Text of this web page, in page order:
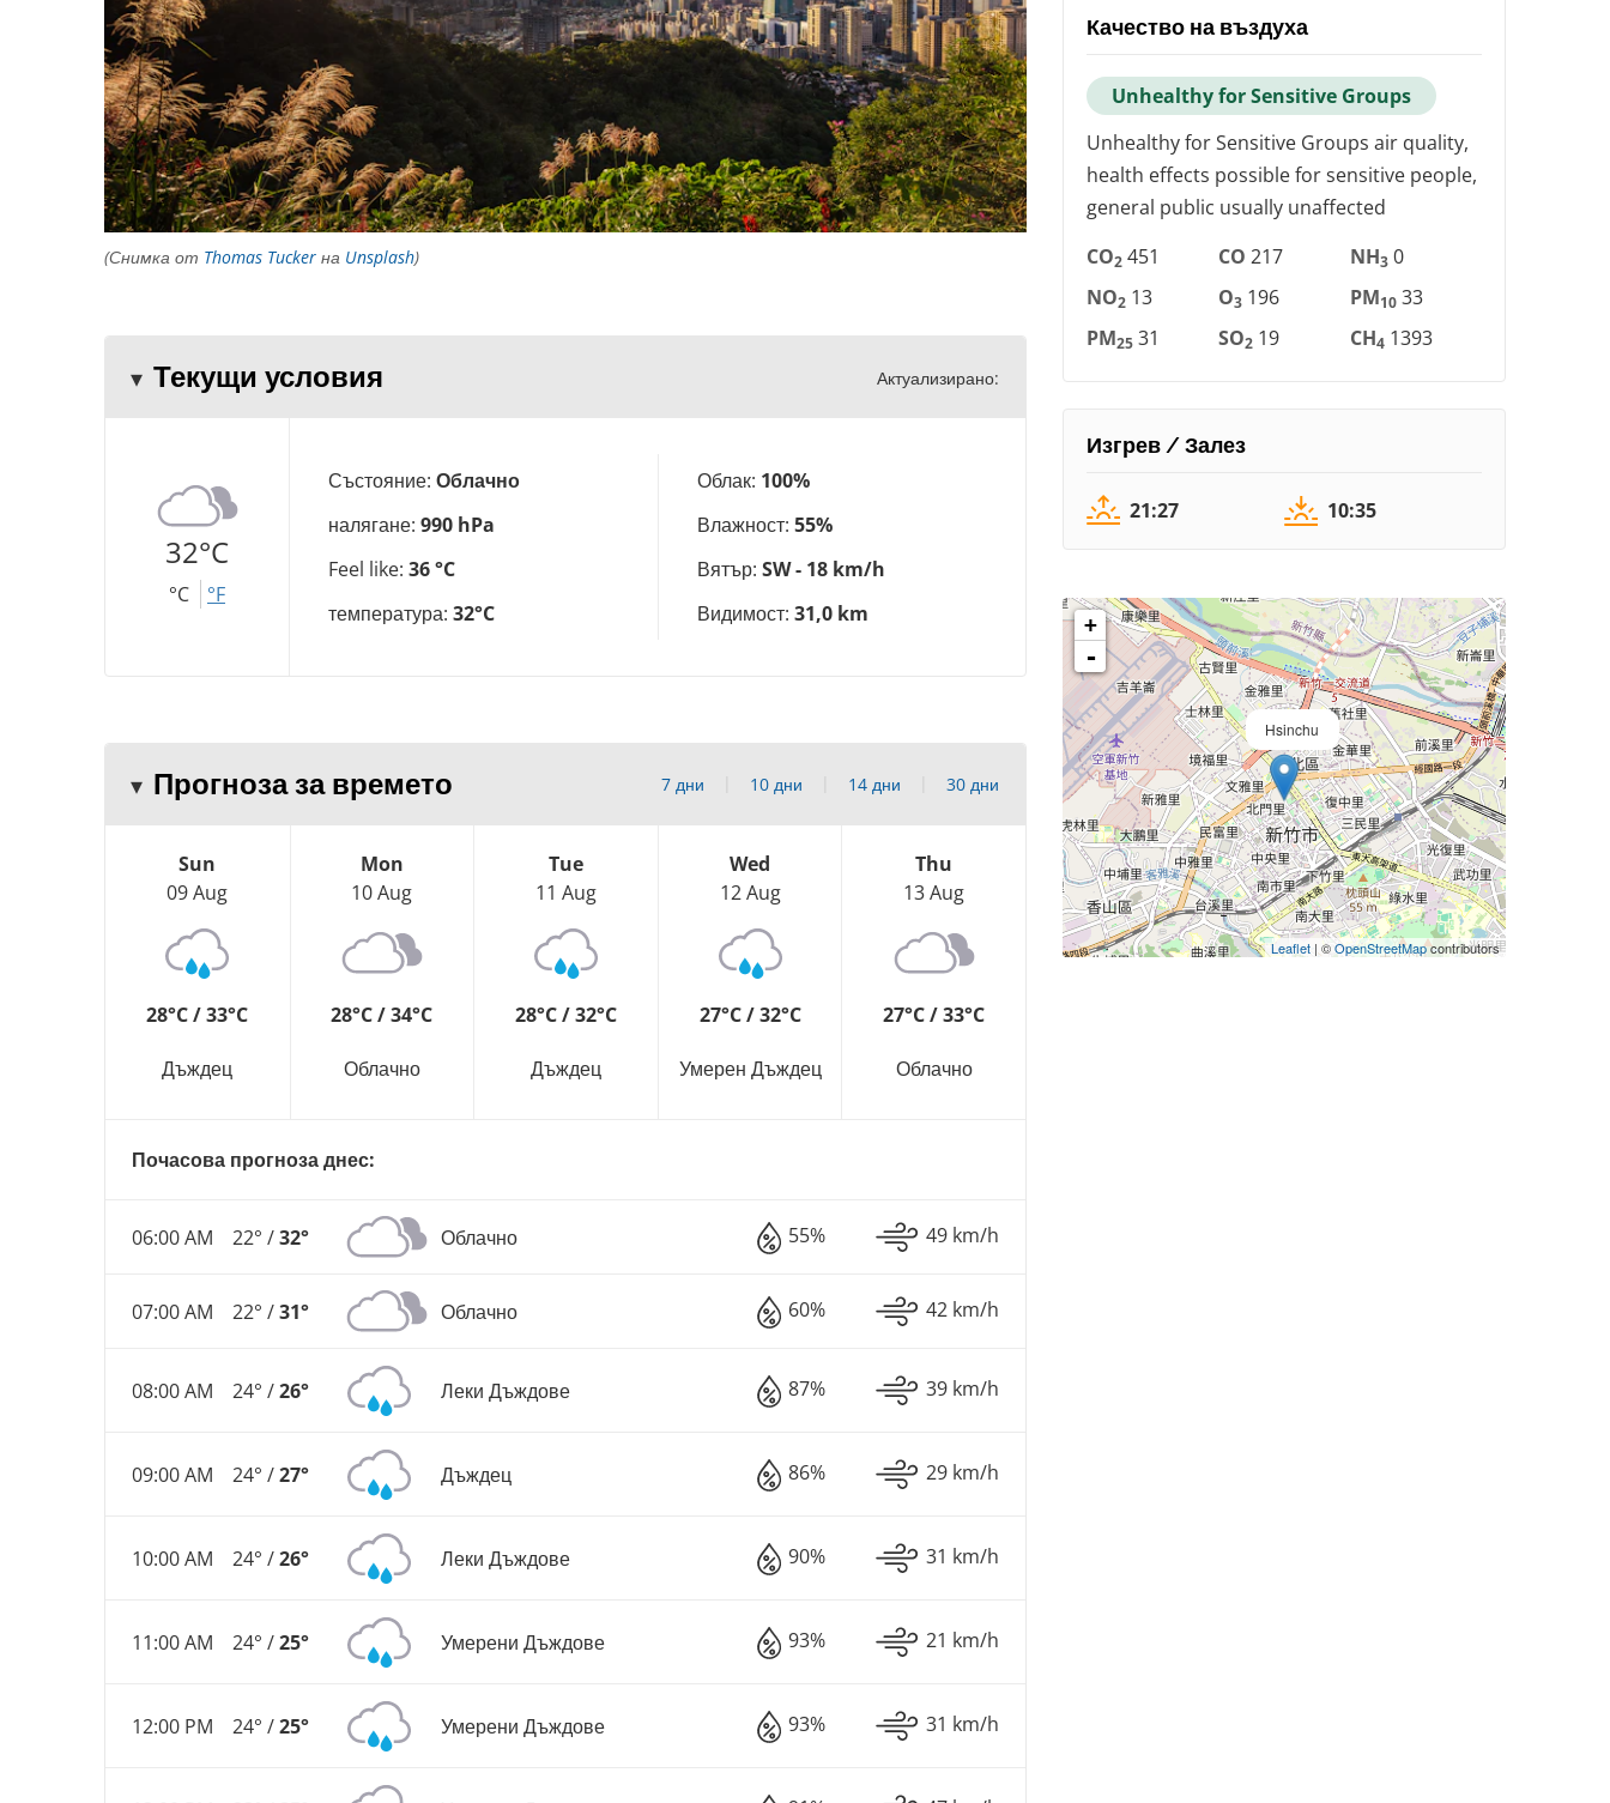
(Снимка от Thomas Tucker на Unsplash)
Текущи условия Актуализирано:
32°C
°C °F
Състояние: Облачно
налягане: 990 hPa
Feel like: 36 °C
температура: 32°C
Облак: 100%
Влажност: 55%
Вятър: SW - 18 km/h
Видимост: 31,0 km
Прогноза за времето 7 дни 10 дни 14 дни 30 дни
Sun
09 Aug
28°C / 33°C
Дъждец
Mon
10 Aug
28°C / 34°C
Облачно
Tue
11 Aug
28°C / 32°C
Дъждец
Wed
12 Aug
27°C / 32°C
Умерен Дъждец
Thu
13 Aug
27°C / 33°C
Облачно
Почасова прогноза днес:
06:00 AM 22° /32° Облачно 55% 49 km/h
07:00 AM 22° /31° Облачно 60% 42 km/h
08:00 AM 24° /26° Леки Дъждове 87% 39 km/h
09:00 AM 24° /27° Дъждец 86% 29 km/h
10:00 AM 24° /26° Леки Дъждове 90% 31 km/h
11:00 AM 24° /25° Умерени Дъждове 93% 21 km/h
12:00 PM 24° /25° Умерени Дъждове 93% 31 km/h
Качество на въздуха
Unhealthy for Sensitive Groups
Unhealthy for Sensitive Groups air quality,
health effects possible for sensitive people,
general public usually unaffected
CO2 451 CO 217 NH3 0
NO2 13 O3 196 PM10 33
PM25 31 SO2 19 CH4 1393
Изгрев / Залез
21:27 10:35
Hsinchu
+
-
Leaflet | ©OpenStreetMapcontributors